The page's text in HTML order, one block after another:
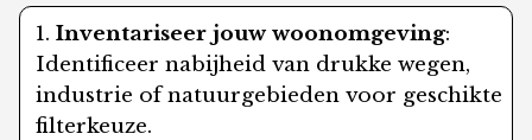
Inventariseer jouw woonomgeving:
Identificeer nabijheid van drukke wegen,
industrie of natuurgebieden voor geschikte
filterkeuze.